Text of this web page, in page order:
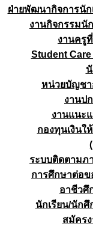
ฝ่ายพัฒนากิจการนั
งานกิจกรรมนั
งานครู
Student
หน่วยบัญช
งานป
งานแนะ
กองทุนเงินใ
ระบบติดตามภ
การศึกษาต่อข
อาชีวศึ
นักเรียน/นัก
สมัครง